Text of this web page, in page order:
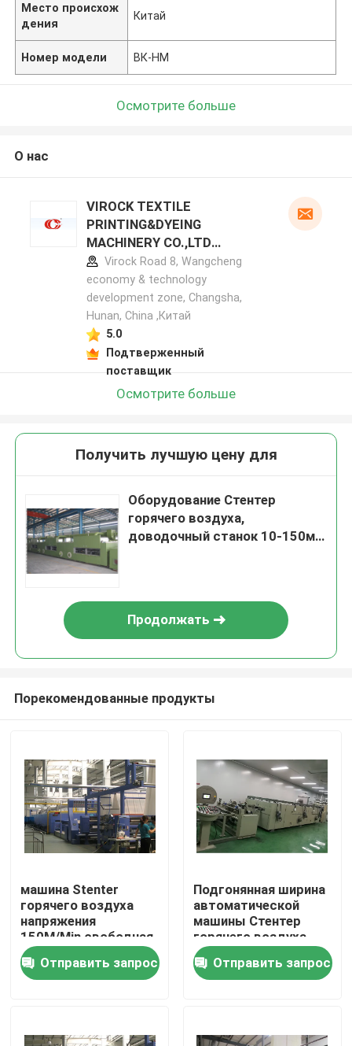
Дом
О нас
Место происхож
дения
Китай
Номер модели ВК-НМ
Осмотрите больше
О нас
VIROCK TEXTILE
PRINTING&DYEING
MACHINERY CO.,LTD
профиль производителя
Virock Road 8, Wangcheng
economy & technology
development zone, Changsha,
Hunan, China ,Китай
5.0
Подтверженный
поставщик
Осмотрите больше
Получить лучшую цену для
Оборудование Стентер
горячего воздуха,
доводочный станок 10-150м/
Продолжать
Порекомендованные продукты
машина Stenter
горячего воздуха
напряжения
150M/Min свободная
Отправить запрос
Подгонянная ширина
автоматической
машины Стентер
горячего воздуха
вертикальная цепная
узкаяОтправить запрос